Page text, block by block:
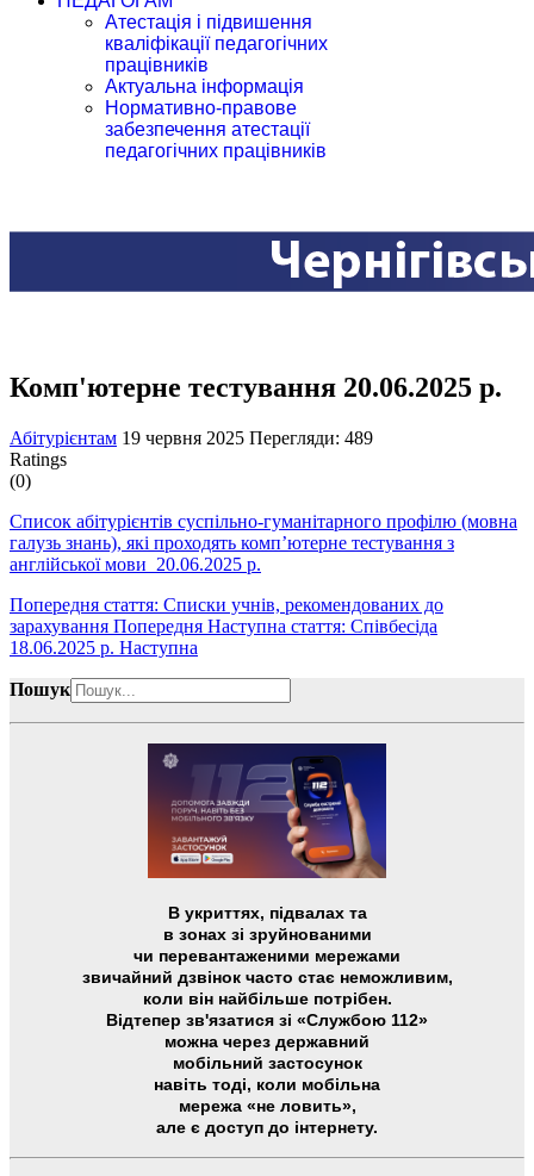
Атестація і підвишення
кваліфікації педагогічних
працівників
Актуальна інформація
Нормативно-правове
забезпечення атестації
педагогічних працівників
Комп'ютерне тестування 20.06.2025 р.
Абітурієнтам 19 червня 2025 Перегляди: 489
Ratings
(0)
Список абітурієнтів суспільно-гуманітарного профілю (мовна
галузь знань), які проходять комп’ютерне тестування з
англійської мови 20.06.2025 р.
Попередня стаття: Списки учнів, рекомендованих до
зарахування Попередня Наступна стаття: Співбесіда
18.06.2025 р. Наступна
Пошук
В укриттях, підвалах та
в зонах зі зруйнованими
чи перевантаженими мережами
звичайний дзвінок часто стає неможливим,
коли він найбільше потрібен.
Відтепер зв'язатися зі «Службою 112»
можна через державний
мобільний застосунок
навіть тоді, коли мобільна
мережа «не ловить»,
але є доступ до інтернету.